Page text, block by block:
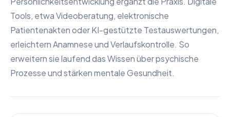
Tools, etwa Videoberatung, elektronische
Patientenakten oder KI-gestützte Testauswertungen,
erleichtern Anamnese und Verlaufskontrolle. So
erweitern sie laufend das Wissen über psychische
Prozesse und stärken mentale Gesundheit.